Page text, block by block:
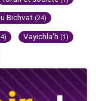
Bichvat (24)
Vayichla'h (1)